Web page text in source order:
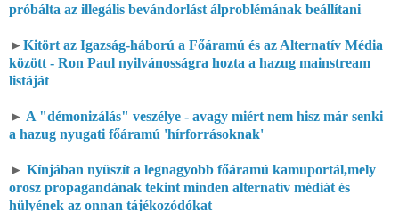
próbálta az illegális bevándorlást álproblémának beállítani
►Kitört az Igazság-háború a Főáramú és az Alternatív Média
között - Ron Paul nyilvánosságra hozta a hazug mainstream
listáját
► A "démonizálás" veszélye - avagy miért nem hisz már senki
a hazug nyugati főáramú 'hírforrásoknak'
► Kínjában nyüszít a legnagyobb főáramú kamuportál,mely
orosz propagandának tekint minden alternatív médiát és
hülyének az onnan tájékozódókat